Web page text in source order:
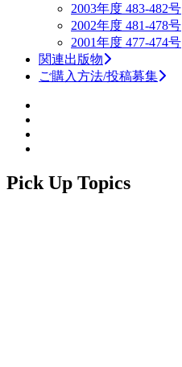
2003年度 483-482号
2002年度 481-478号
2001年度 477-474号
関連出版物
ご購入方法/投稿募集
Pick Up Topics